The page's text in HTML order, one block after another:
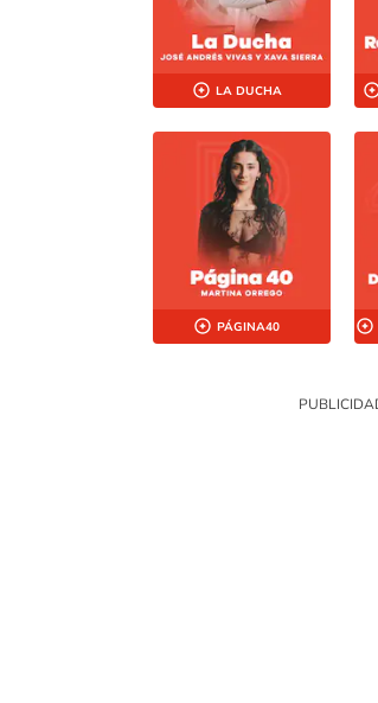
LA DUCHA
PÁGINA40